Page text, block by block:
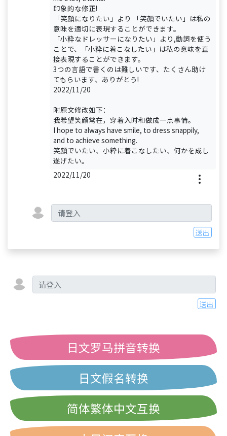
印象的な修正!
「笑顔になりたい」より 「笑顔でいたい」は私の
意味を適切に表現することができます。
「小粋なドレッサーになりたい」より,動詞を使う
ことで、「小粋に着こなしたい」は私の意味を直
接表現することができます。
3つの言語で書くのは難しいです、たくさん助け
てもらいます、ありがとう!
2022/11/20
附原文修改如下：
我希望笑颜常在，穿着入时和做成一点事情。
I hope to always have smile, to dress snappily,
and to achieve something.
笑顔でいたい、小粋に着こなしたい、何かを成し
遂げたい。
2022/11/20
送出
送出
日文罗马拼音转换
日文假名转换
简体繁体中文互换